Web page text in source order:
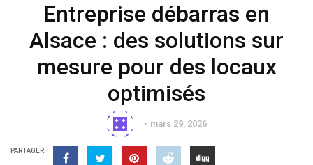
Entreprise débarras en
Alsace : des solutions sur
mesure pour des locaux
optimisés
mars 29, 2026
PARTAGER